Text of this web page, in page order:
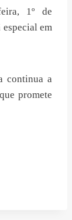
1º de
especial em
continua a
promete